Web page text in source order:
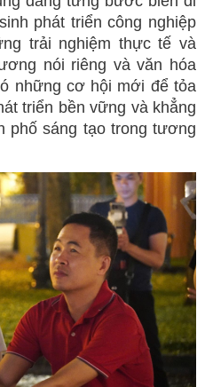
phát triển công nghiệp
trải nghiệm thực tế và
nói riêng và văn hóa
những cơ hội mới để tỏa
triển bền vững và khẳng
phố sáng tạo trong tương